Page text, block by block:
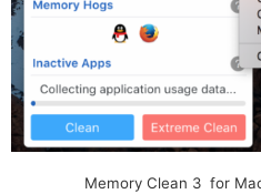
Memory Clean 3 for Mac